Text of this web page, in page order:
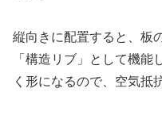
縦向きに配置すると、板
「構造リブ」として機
く形になるので、空気抵